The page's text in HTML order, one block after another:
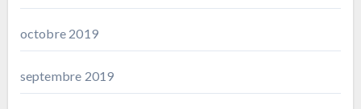
octobre 2019
septembre 2019